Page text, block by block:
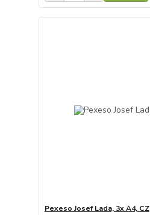
Pexeso Josef Lada, 3x A4, CZ